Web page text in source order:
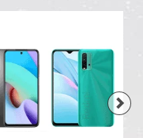
障的手機當然要到傑
多年通信連鎖，挑
，還送千元尊榮卡及
！此外在台灣有超過
廣角鏡頭
f2.2